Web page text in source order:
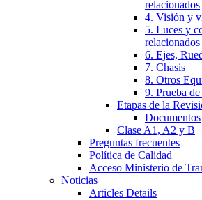
relacionados
4. Visión y
5. Luces y
relacionados
6. Ejes,
7. Chasis
8. Otros
9. Prueba
Etapas de la
Documentos
Clase A1, A2 y B
Preguntas frecuentes
Política de Calidad
Acceso Ministerio de
Noticias
Articles Details